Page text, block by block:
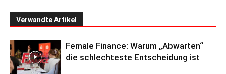
Verwandte Artikel
Female Finance: Warum „Abwarten“
die schlechteste Entscheidung ist